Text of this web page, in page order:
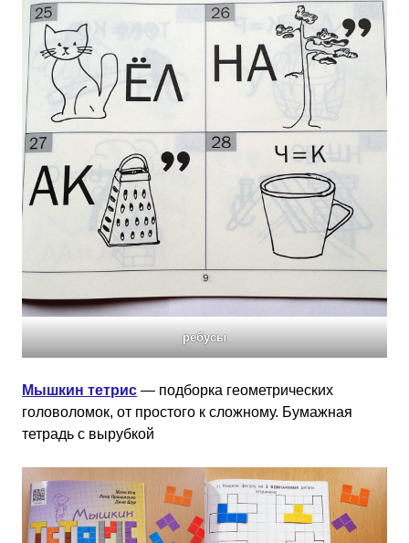
ребусы
Мышкин тетрис — подборка геометрических
головоломок, от простого к сложному. Бумажная
тетрадь с вырубкой